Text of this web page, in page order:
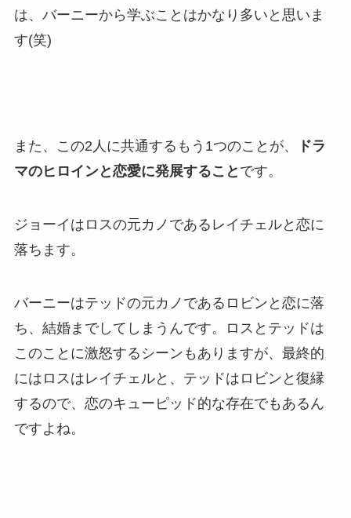
は、バーニーから学ぶことはかなり多いと思いま
す(笑)
また、この2人に共通するもう1つのことが、
ドラ
マのヒロインと恋愛に発展すること です。
ジョーイはロスの元カノであるレイチェルと恋に
落ちます。
バーニーはテッドの元カノであるロビンと恋に落
ち、結婚までしてしまうんです。ロスとテッドは
このことに激怒するシーンもありますが、最終的
にはロスはレイチェルと、テッドはロビンと復縁
するので、恋のキューピッド的な存在でもあるん
ですよね。